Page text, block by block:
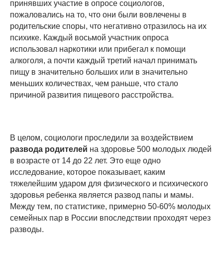
принявших участие в опросе социологов,
пожаловались на то, что они были вовлечены в
родительские споры, что негативно отразилось на их
психике. Каждый восьмой участник опроса
использовал наркотики или прибегал к помощи
алкоголя, а почти каждый третий начал принимать
пищу в значительно больших или в значительно
меньших количествах, чем раньше, что стало
причиной развития пищевого расстройства.
В целом, социологи проследили за воздействием
развода родителей на здоровье 500 молодых людей
в возрасте от 14 до 22 лет. Это еще одно
исследование, которое показывает, каким
тяжелейшим ударом для физического и психического
здоровья ребенка является развод папы и мамы.
Между тем, по статистике, примерно 50-60% молодых
семейных пар в России впоследствии проходят через
разводы.